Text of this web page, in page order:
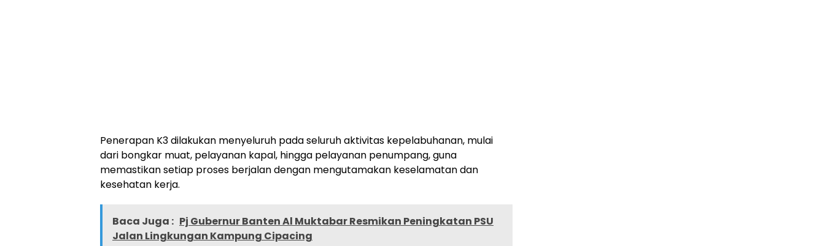
Penerapan K3 dilakukan menyeluruh pada seluruh aktivitas kepelabuhanan, mulai
dari bongkar muat, pelayanan kapal, hingga pelayanan penumpang, guna
memastikan setiap proses berjalan dengan mengutamakan keselamatan dan
kesehatan kerja.
Baca Juga : Pj Gubernur Banten Al Muktabar Resmikan Peningkatan PSU
Jalan Lingkungan Kampung Cipacing